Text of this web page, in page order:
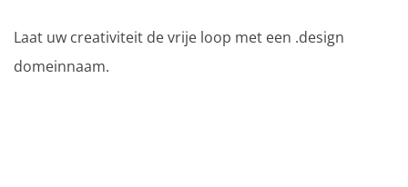
Laat uw creativiteit de vrije loop met een .design
domeinnaam.